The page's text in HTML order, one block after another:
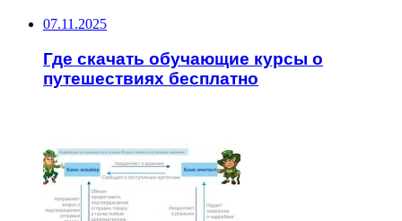
07.11.2025
Где скачать обучающие курсы о
путешествиях бесплатно